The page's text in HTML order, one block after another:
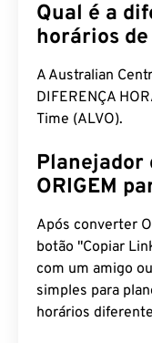
Qual é a
horários de
A Australian
DIFERENÇA
Time (ALVO).
Planejador
ORIGEM
Após converter
botão "Copiar
com um amigo
simples para
horários